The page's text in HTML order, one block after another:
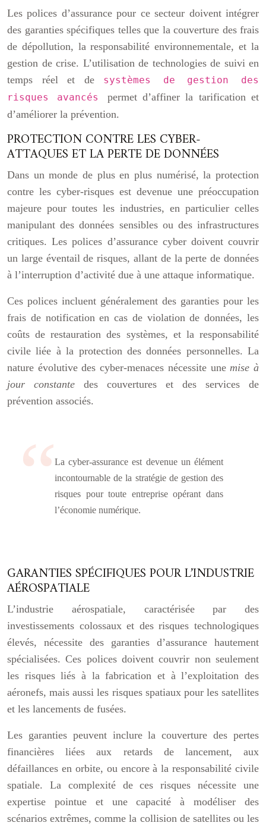
Les polices d’assurance pour ce secteur doivent intégrer
des garanties spécifiques telles que la couverture des frais
de dépollution, la responsabilité environnementale, et la
gestion de crise. L’utilisation de technologies de suivi en
temps réel et de systèmes de gestion des
risques avancés permet d’affiner la tarification et
d’améliorer la prévention.
PROTECTION CONTRE LES CYBER-
ATTAQUES ET LA PERTE DE DONNÉES
Dans un monde de plus en plus numérisé, la protection
contre les cyber-risques est devenue une préoccupation
majeure pour toutes les industries, en particulier celles
manipulant des données sensibles ou des infrastructures
critiques. Les polices d’assurance cyber doivent couvrir
un large éventail de risques, allant de la perte de données
à l’interruption d’activité due à une attaque informatique.
Ces polices incluent généralement des garanties pour les
frais de notification en cas de violation de données, les
coûts de restauration des systèmes, et la responsabilité
civile liée à la protection des données personnelles. La
nature évolutive des cyber-menaces nécessite unemise à
jour constante des couvertures et des services de
prévention associés.
La cyber-assurance est devenue un élément
incontournable de la stratégie de gestion des
risques pour toute entreprise opérant dans
l’économie numérique.
GARANTIES SPÉCIFIQUES POUR L’INDUSTRIE
AÉROSPATIALE
L’industrie aérospatiale, caractérisée par des
investissements colossaux et des risques technologiques
élevés, nécessite des garanties d’assurance hautement
spécialisées. Ces polices doivent couvrir non seulement
les risques liés à la fabrication et à l’exploitation des
aéronefs, mais aussi les risques spatiaux pour les satellites
et les lancements de fusées.
Les garanties peuvent inclure la couverture des pertes
financières liées aux retards de lancement, aux
défaillances en orbite, ou encore à la responsabilité civile
spatiale. La complexité de ces risques nécessite une
expertise pointue et une capacité à modéliser des
scénarios extrêmes, comme la collision de satellites ou les